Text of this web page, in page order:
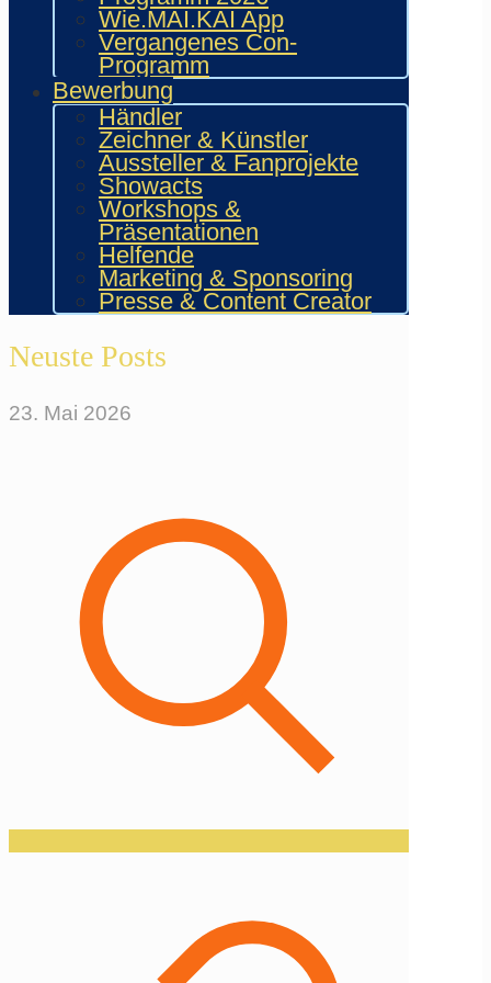
Wie.MAI.KAI App
Vergangenes Con-
Programm
Bewerbung
Händler
Zeichner & Künstler
Aussteller & Fanprojekte
Showacts
Workshops &
Präsentationen
Helfende
Marketing & Sponsoring
Presse & Content Creator
Wiesbaden eingetragen. Die Aktivitäten
und Veranstaltungen umfassen viele
Bereiche, wie Musik, Kunst oder
Videogames. Dabei steht die persönliche
Begegnung stets im Vordergrund.
über den Verein erfahren...
Social Media
Neuste Posts
23. Mai 2026